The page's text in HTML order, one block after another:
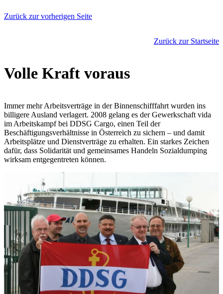
Zurück zur vorherigen Seite
Zurück zur Startseite
Volle Kraft voraus
Immer mehr Arbeitsverträge in der Binnenschifffahrt wurden ins
billigere Ausland verlagert. 2008 gelang es der Gewerkschaft vida
im Arbeitskampf bei DDSG Cargo, einen Teil der
Beschäftigungsverhältnisse in Österreich zu sichern – und damit
Arbeitsplätze und Dienstverträge zu erhalten. Ein starkes Zeichen
dafür, dass Solidarität und gemeinsames Handeln Sozialdumping
wirksam entgegentreten können.